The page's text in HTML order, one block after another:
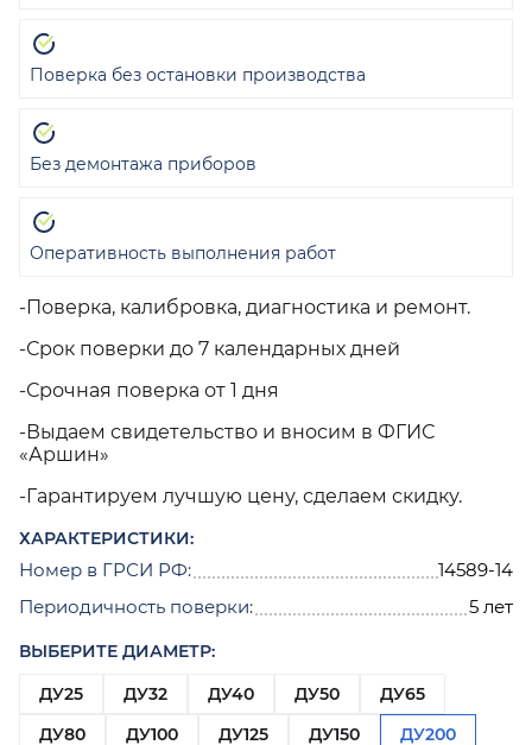
-Поверка, калибровка, диагностика и ремонт.
-Срок поверки до 7 календарных дней
-Срочная поверка от 1 дня
-Выдаем свидетельство и вносим в ФГИС
«Аршин»
-Гарантируем лучшую цену, сделаем скидку.
ХАРАКТЕРИСТИКИ:
Номер в ГРСИ РФ:
14589-14
Периодичность поверки:
5 лет
ВЫБЕРИТЕ ДИАМЕТР:
ДУ25
ДУ32 ДУ40 ДУ50
ДУ65
ДУ80
ДУ100 ДУ125 ДУ150
ДУ200
Поверка без остановки производства
Без демонтажа приборов
Оперативность выполнения работ